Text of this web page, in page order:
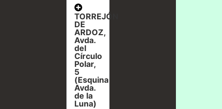
TORREJÓN
DE
ARDOZ,
Avda.
del
Círculo
Polar,
5
(Esquina
Avda.
de la
Luna)